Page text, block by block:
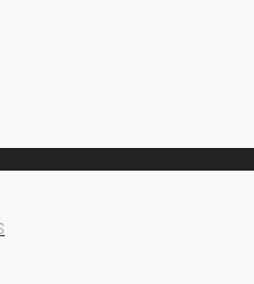
your experience. We'll
can opt-out if you wish.